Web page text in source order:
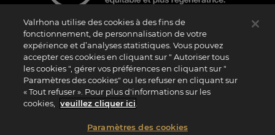
Note d'information
Le logo “Certified B Corporation” est attribué par B Lab, une organisation privée à
but non lucratif, aux entreprises qui, comme la nôtre, ont réalisé avec succès le B
Impact Assessment (“BIA”) et répondent aux exigences de B Lab en matière de
performance sociale et environnementale, de responsabilité et de transparence. Il
est précisé que B Lab n’est pas un organisme d’évaluation de la conformité au sens
du règlement (UE) n° 765/2008, ni un organisme de normalisation national,
ou d’autres organismes de normalisation, et ils ne sont pas ratifiés par des
Valrhona utilise des cookies à des fins de
fonctionnement, de personnalisation de votre
expérience et d’analyses statistiques. Vous pouvez
accepter ces cookies en cliquant sur " Autoriser tous
les cookies ", gérer vos préférences en cliquant sur "
Paramètres des cookies" ou les refuser en cliquant sur
« Tout refuser ». Pour plus d'informations sur les
cookies,
veuillez cliquer ici
Paramètres des cookies